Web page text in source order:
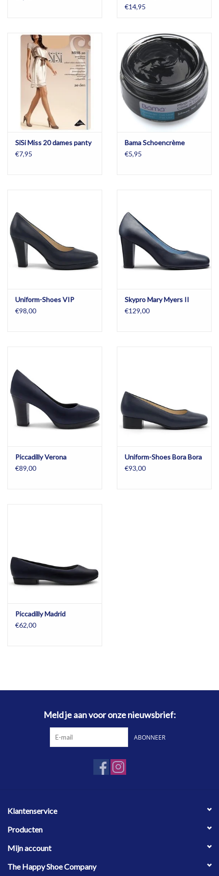
€14,95
SiSi Miss 20 dames panty
€7,95
Bama Schoencrème
€5,95
Uniform-Shoes VIP
€98,00
Skypro Mary Myers II
€129,00
Piccadilly Verona
€89,00
Uniform-Shoes Bora Bora
€93,00
Piccadilly Madrid
€62,00
Meld je aan voor onze nieuwsbrief:
ABONNEER
Klantenservice
Producten
Mijn account
The Happy Shoe Company